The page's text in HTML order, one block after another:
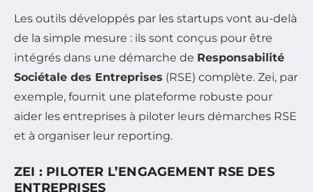
Les outils développés par les startups vont au-delà
de la simple mesure : ils sont conçus pour être
intégrés dans une démarche de Responsabilité
Sociétale des Entreprises (RSE) complète. Zei, par
exemple, fournit une plateforme robuste pour
aider les entreprises à piloter leurs démarches RSE
et à organiser leur reporting.
ZEI : PILOTER L’ENGAGEMENT RSE DES
ENTREPRISES